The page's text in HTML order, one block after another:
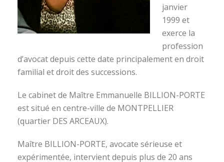
janvier
1999 et
exerce la
profession
d’avocat depuis cette date principalement en droit
familial et droit des successions.
Le cabinet de Maître Emmanuelle BILLION-PORTE
est situé en centre-ville de MONTPELLIER
(quartier DES ARCEAUX).
Maître BILLION-PORTE, avocate sérieuse et
expérimentée, intervient depuis plus de 20 ans